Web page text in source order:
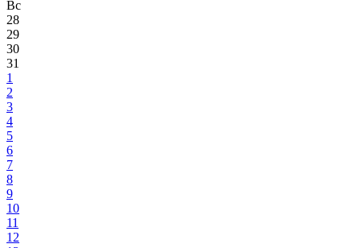
Вс
28
29
30
31
1
2
3
4
5
6
7
8
9
10
11
12